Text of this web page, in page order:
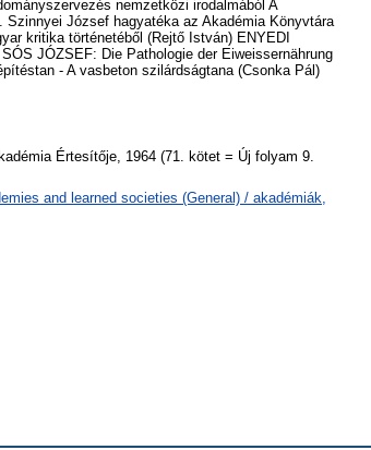
Értesítője, 1964 (71. kötet = Új folyam 9.
and learned societies (General) / akadémiák,